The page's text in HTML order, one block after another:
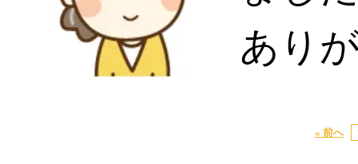
あり
« 前へ